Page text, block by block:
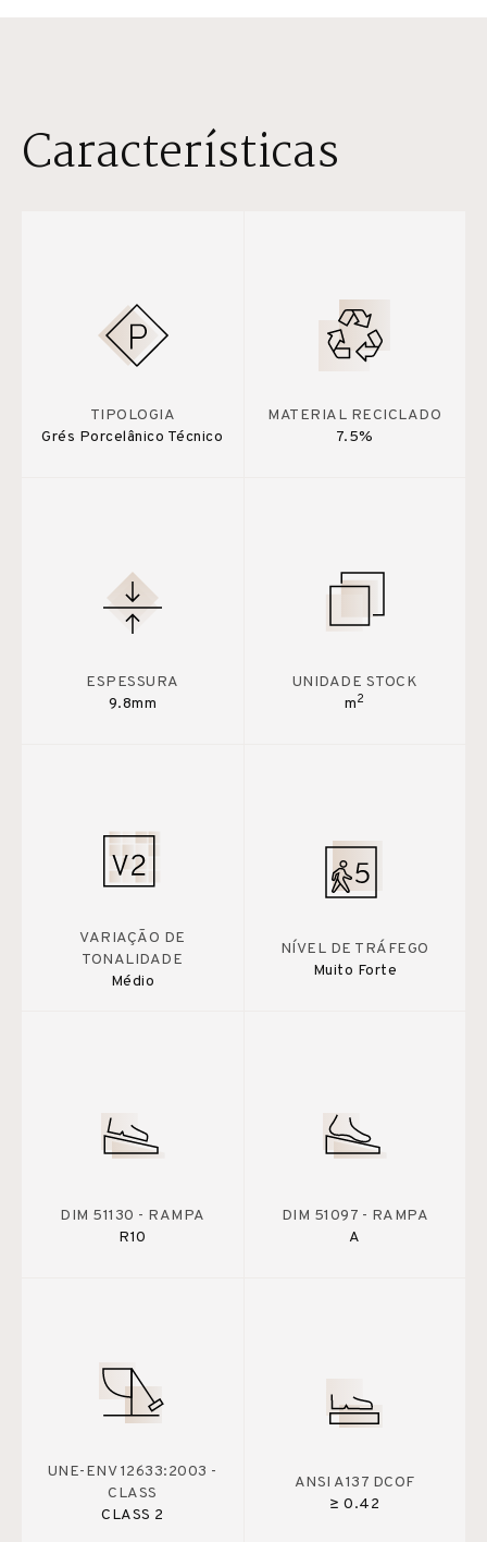
Características
TIPOLOGIA
Grés Porcelânico Técnico
MATERIAL RECICLADO
7.5%
ESPESSURA
9.8mm
UNIDADE STOCK
m2
VARIAÇÃO DE
TONALIDADE
Médio
NÍVEL DE TRÁFEGO
Muito Forte
DIM 51130 - RAMPA
R10
DIM 51097 - RAMPA
A
UNE-ENV 12633:2003 -
CLASS
CLASS 2
ANSI A137 DCOF
≥ 0.42